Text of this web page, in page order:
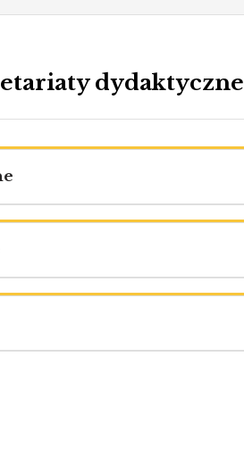
dydaktyczne